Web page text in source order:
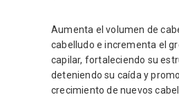
original
era:
$1.422.
actual
$1.300.
Aumenta el volumen de
cabelludo e incrementa el
capilar, fortaleciendo su
deteniendo su caída y
crecimiento de nuevos